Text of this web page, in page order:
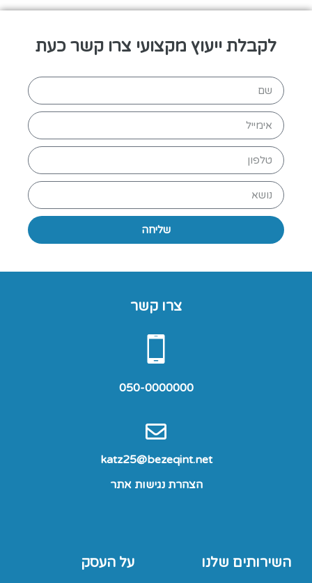
לקבלת ייעוץ מקצועי צרו קשר כעת
שליחה
צרו קשר
050-0000000
katz25@bezeqint.net
הצהרת נגישות אתר
השירותים שלנו על העסק